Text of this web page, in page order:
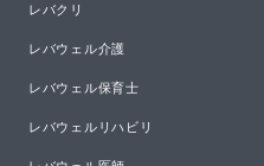
レバクリ
レバウェル介護
レバウェル保育士
レバウェルリハビリ